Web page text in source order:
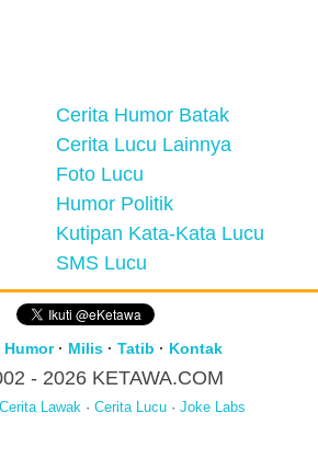
Cerita Humor Batak
Cerita Lucu Lainnya
Foto Lucu
Humor Politik
Kutipan Kata-Kata Lucu
SMS Lucu
Humor· Milis · Tatib · Kontak
- 2026 KETAWA.COM
Cerita Lawak · Cerita Lucu · Joke Labs